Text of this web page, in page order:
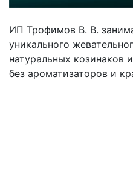
ИП Трофимов В. В.
уникального
натуральных козинаков
без ароматизаторов и